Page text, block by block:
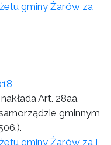
gminy Żarów za
Art. 28aa.
gminnym
gminy Żarów za I